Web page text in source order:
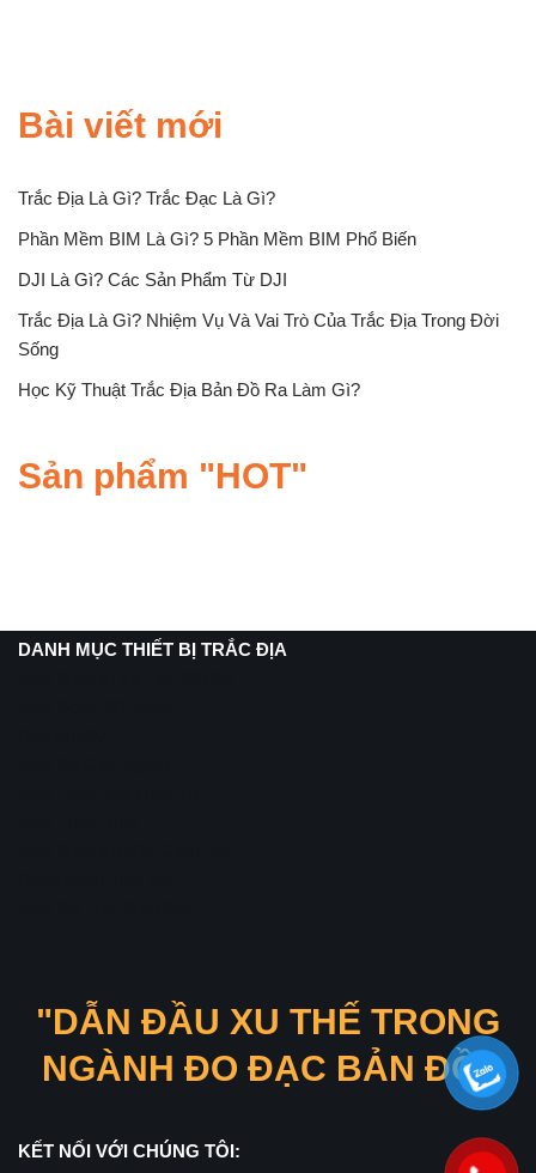
Bài viết mới
Trắc Địa Là Gì? Trắc Đạc Là Gì?
Phần Mềm BIM Là Gì? 5 Phần Mềm BIM Phổ Biến
DJI Là Gì? Các Sản Phẩm Từ DJI
Trắc Địa Là Gì? Nhiệm Vụ Và Vai Trò Của Trắc Địa Trong Đời
Sống
Học Kỹ Thuật Trắc Địa Bản Đồ Ra Làm Gì?
Sản phẩm "HOT"
DANH MỤC THIẾT BỊ TRẮC ĐỊA
"DẪN ĐẦU XU THẾ TRONG
NGÀNH ĐO ĐẠC BẢN ĐỒ"
KẾT NỐI VỚI CHÚNG TÔI: